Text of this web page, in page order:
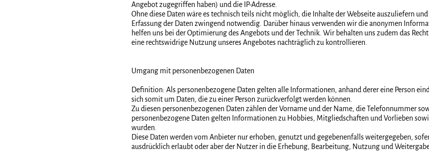
Angebot zugegriffen haben) und die IP-Adresse.
Ohne diese Daten wäre es technisch teils nicht möglich, die Inhalte der Webseite auszuliefern
Erfassung der Daten zwingend notwendig. Darüber hinaus verwenden wir die anonymen
helfen uns bei der Optimierung des Angebots und der Technik. Wir behalten uns zudem das
eine rechtswidrige Nutzung unseres Angebotes nachträglich zu kontrollieren.
Umgang mit personenbezogenen Daten
Definition: Als personenbezogene Daten gelten alle Informationen, anhand derer eine Person
sich somit um Daten, die zu einer Person zurückverfolgt werden können.
Zu diesen personenbezogenen Daten zählen der Vorname und der Name, die Telefonnummer
personenbezogene Daten gelten Informationen zu Hobbies, Mitgliedschaften und Vorlieben
wurden.
Diese Daten werden vom Anbieter nur erhoben, genutzt und gegebenenfalls weitergegeben,
ausdrücklich erlaubt oder aber der Nutzer in die Erhebung, Bearbeitung, Nutzung und